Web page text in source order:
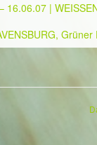
16.06.07 |